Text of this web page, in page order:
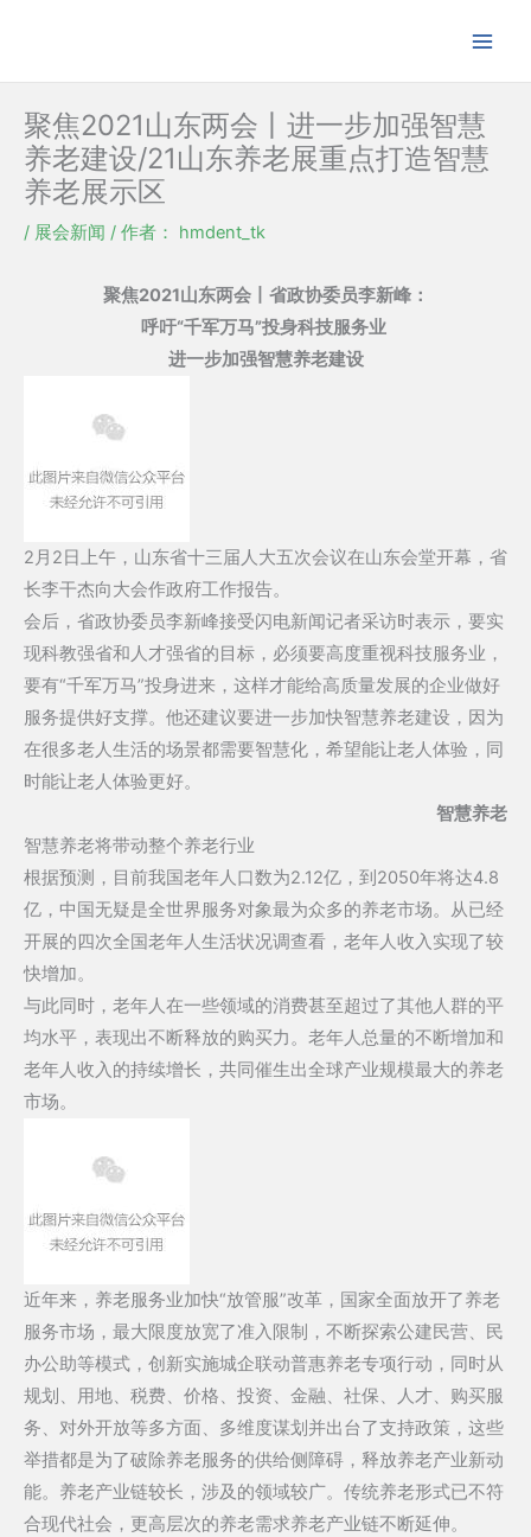
内
聚焦2021山东两会丨进一步加强智慧
养老建设/21山东养老展重点打造智慧
养老展示区
/ 展会新闻 / 作者： hmdent_tk
聚焦2021山东两会丨省政协委员李新峰：
呼吁“千军万马”投身科技服务业
进一步加强智慧养老建设
2月2日上午，山东省十三届人大五次会议在山东会堂开幕，省
长李干杰向大会作政府工作报告。
会后，省政协委员李新峰接受闪电新闻记者采访时表示，要实
现科教强省和人才强省的目标，必须要高度重视科技服务业，
要有“千军万马”投身进来，这样才能给高质量发展的企业做好
服务提供好支撑。他还建议要进一步加快智慧养老建设，因为
在很多老人生活的场景都需要智慧化，希望能让老人体验，同
时能让老人体验更好。
智慧养老
智慧养老将带动整个养老行业
根据预测，目前我国老年人口数为2.12亿，到2050年将达4.8
亿，中国无疑是全世界服务对象最为众多的养老市场。从已经
开展的四次全国老年人生活状况调查看，老年人收入实现了较
快增加。
与此同时，老年人在一些领域的消费甚至超过了其他人群的平
均水平，表现出不断释放的购买力。老年人总量的不断增加和
老年人收入的持续增长，共同催生出全球产业规模最大的养老
市场。
近年来，养老服务业加快“放管服”改革，国家全面放开了养老
服务市场，最大限度放宽了准入限制，不断探索公建民营、民
办公助等模式，创新实施城企联动普惠养老专项行动，同时从
规划、用地、税费、价格、投资、金融、社保、人才、购买服
务、对外开放等多方面、多维度谋划并出台了支持政策，这些
举措都是为了破除养老服务的供给侧障碍，释放养老产业新动
能。养老产业链较长，涉及的领域较广。传统养老形式已不符
合现代社会，更高层次的养老需求养老产业链不断延伸。